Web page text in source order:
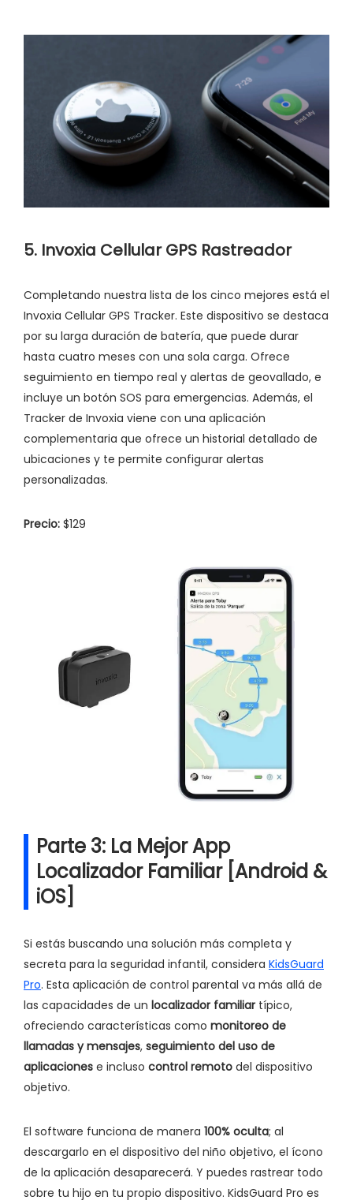
5. Invoxia Cellular GPS Rastreador
Completando nuestra lista de los cinco mejores está el
Invoxia Cellular GPS Tracker. Este dispositivo se destaca
por su larga duración de batería, que puede durar
hasta cuatro meses con una sola carga. Ofrece
seguimiento en tiempo real y alertas de geovallado, e
incluye un botón SOS para emergencias. Además, el
Tracker de Invoxia viene con una aplicación
complementaria que ofrece un historial detallado de
ubicaciones y te permite configurar alertas
personalizadas.
Precio: $129
Parte 3: La Mejor App
Localizador Familiar [Android &
iOS]
Si estás buscando una solución más completa y
secreta para la seguridad infantil, considera KidsGuard
Pro. Esta aplicación de control parental va más allá de
las capacidades de un localizador familiar típico,
ofreciendo características como monitoreo de
llamadas y mensajes, seguimiento del uso de
aplicaciones e incluso control remoto del dispositivo
objetivo.
El software funciona de manera 100% oculta; al
descargarlo en el dispositivo del niño objetivo, el ícono
de la aplicación desaparecerá. Y puedes rastrear todo
sobre tu hijo en tu propio dispositivo. KidsGuard Pro es